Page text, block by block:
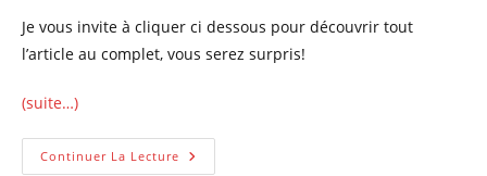
Je vous invite à cliquer ci dessous pour découvrir tout
l’article au complet, vous serez surpris!
(suite…)
Continuer La Lecture Comment
Améliorer